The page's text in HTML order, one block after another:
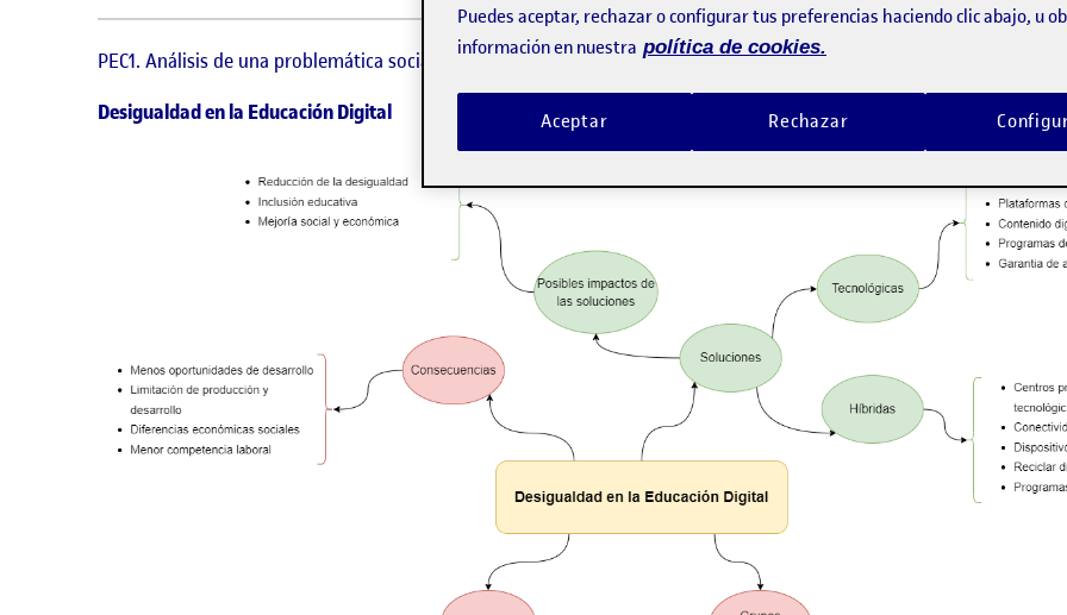
PEC1. Análisis de una problemática social y cultural del ámbito digital (I):
Desigualdad en la Educación Digital
Puedes aceptar, rechazar o configurar tus preferencias haciendo clic abajo, u
información en nuestra política de cookies.
Rechazar
Aceptar